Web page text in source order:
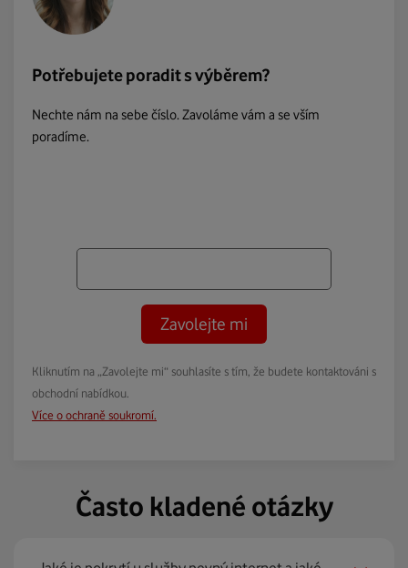
Potřebujete poradit s výběrem?
Nechte nám na sebe číslo. Zavoláme vám a se vším
poradíme.
Zavolejte mi
Kliknutím na „Zavolejte mi“ souhlasíte s tím, že budete kontaktováni s
obchodní nabídkou.
Více o ochraně soukromí.
Často kladené otázky